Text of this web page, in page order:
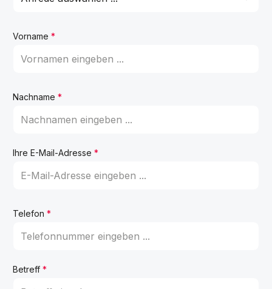
Vorname *
Nachname *
Ihre E-Mail-Adresse *
Telefon *
Betreff *